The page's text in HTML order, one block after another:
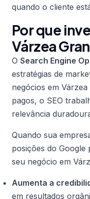
quando o cliente
Por que
Várzea
O Search Engine
estratégias de
negócios em
pagos, o SEO
relevância
Quando sua
posições do Google
seu negócio em
Aumenta a
em resultados